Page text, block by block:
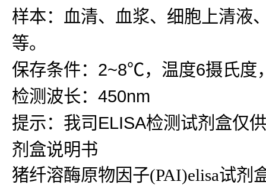
样本：血清、血浆、细胞上清液
等。
保存条件：2~8℃，温度6摄氏度
检测波长：450nm
提示：我司ELISA检测试剂盒仅
剂盒说明书
猪纤溶酶原物因子(PAI)elisa试剂